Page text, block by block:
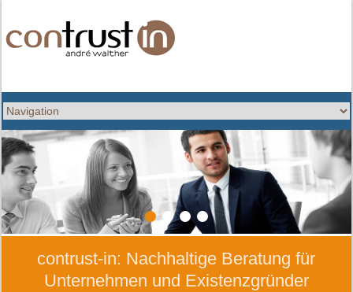
1 2 3 4
contrust-in: Nachhaltige Beratung für
Unternehmen und Existenzgründer